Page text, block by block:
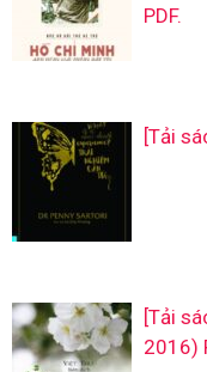
PDF.
[Tải
[Tải
2016)